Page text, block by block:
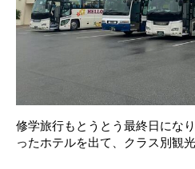
修学旅行もとうとう最終日にな
ったホテルを出て、クラス別観